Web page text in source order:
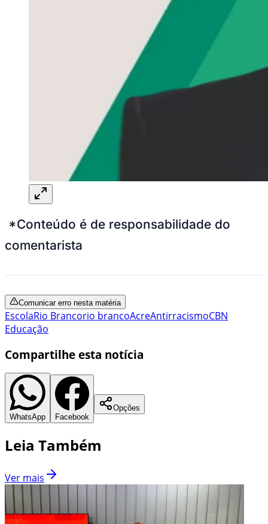
*Conteúdo é de responsabilidade do
comentarista
Comunicar erro nesta matéria
EscolaRio Brancorio brancoAcreAntirracismoCBN
Educação
Compartilhe esta notícia
WhatsApp Facebook
Opções
Leia Também
Ver mais